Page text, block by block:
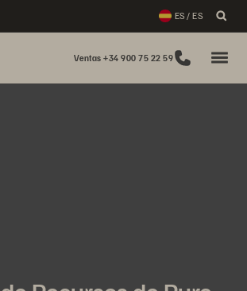
ES / ES
Ventas +34 900 75 22 59